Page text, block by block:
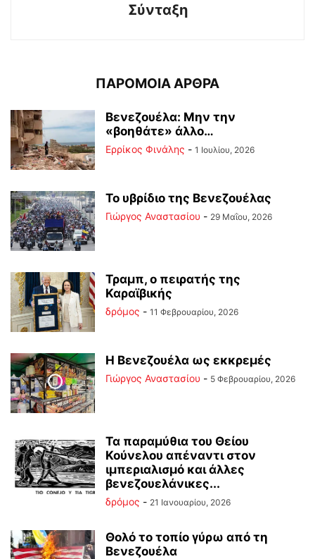
Σύνταξη
ΠΑΡΟΜΟΙΑ ΑΡΘΡΑ
Βενεζουέλα: Μην την
«βοηθάτε» άλλο…
Ερρίκος Φινάλης - 1 Ιουλίου, 2026
Το υβρίδιο της Βενεζουέλας
Γιώργος Αναστασίου - 29 Μαΐου, 2026
Τραμπ, ο πειρατής της
Καραϊβικής
δρόμος - 11 Φεβρουαρίου, 2026
Η Βενεζουέλα ως εκκρεμές
Γιώργος Αναστασίου - 5 Φεβρουαρίου, 2026
Τα παραμύθια του Θείου
Κούνελου απέναντι στον
ιμπεριαλισμό και άλλες
βενεζουελάνικες...
δρόμος - 21 Ιανουαρίου, 2026
Θολό το τοπίο γύρω από τη
Βενεζουέλα